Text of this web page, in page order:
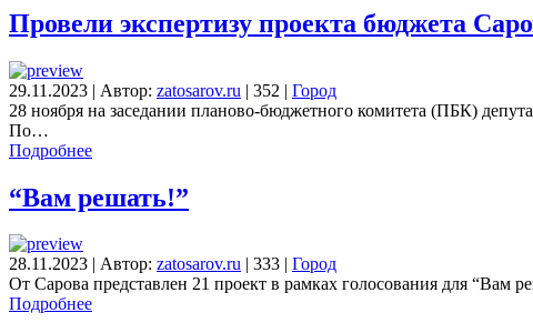
Провели экспертизу проекта бюджета
29.11.2023 | Автор: zatosarov.ru | 352 | Город
28 ноября на заседании планово-бюджетного комитета (ПБК)
По…
Подробнее
“Вам решать!”
28.11.2023 | Автор: zatosarov.ru | 333 | Город
От Сарова представлен 21 проект в рамках голосования для
Подробнее